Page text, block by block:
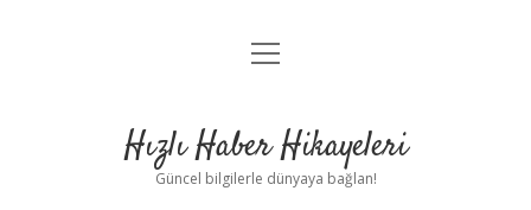
Anasayfa
Yasal Uyarı
menüyü
Hızlı Haber Hikayeleri
Güncel bilgilerle dünyaya bağlan!